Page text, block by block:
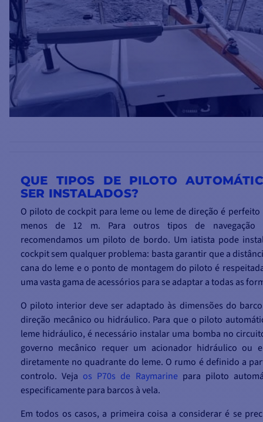
QUE TIPOS DE PILOTO
SER INSTALADOS?
O piloto de cockpit para leme ou leme de direção é perfeito
menos de 12 m. Para outros tipos de navegação
recomendamos um piloto de bordo. Um iatista pode
cockpit sem qualquer problema: basta garantir que a
cana do leme e o ponto de montagem do piloto é
uma vasta gama de acessórios para se adaptar a todas as
O piloto interior deve ser adaptado às dimensões do
direção mecânico ou hidráulico. Para que o piloto
leme hidráulico, é necessário instalar uma bomba no
governo mecânico requer um acionador hidráulico ou
diretamente no quadrante do leme. O rumo é definido a
controlo. Veja os P70s de Raymarinepara piloto
especificamente para barcos à vela.
Em todos os casos, a primeira coisa a considerar é se